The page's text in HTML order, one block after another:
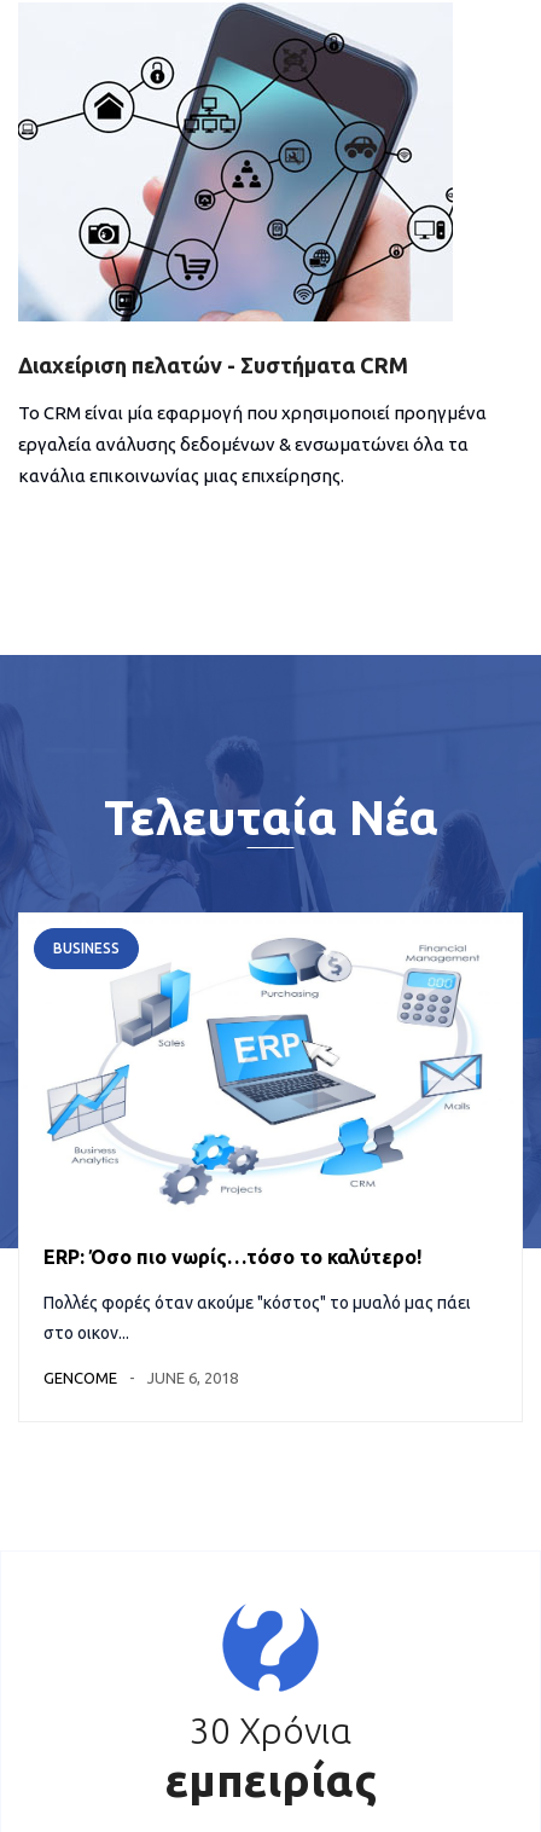
Διαχείριση πελατών - Συστήματα CRM
Το CRM είναι μία εφαρμογή που χρησιμοποιεί προηγμένα
εργαλεία ανάλυσης δεδομένων & ενσωματώνει όλα τα
κανάλια επικοινωνίας μιας επιχείρησης.
Τελευταία Νέα
BUSINESS
ERP: Όσο πιο νωρίς…τόσο το καλύτερο!
Πολλές φορές όταν ακούμε "κόστος" το μυαλό μας πάει
στο οικον...
GENCOME JUNE 6, 2018
30 Χρόνια
εμπειρίας